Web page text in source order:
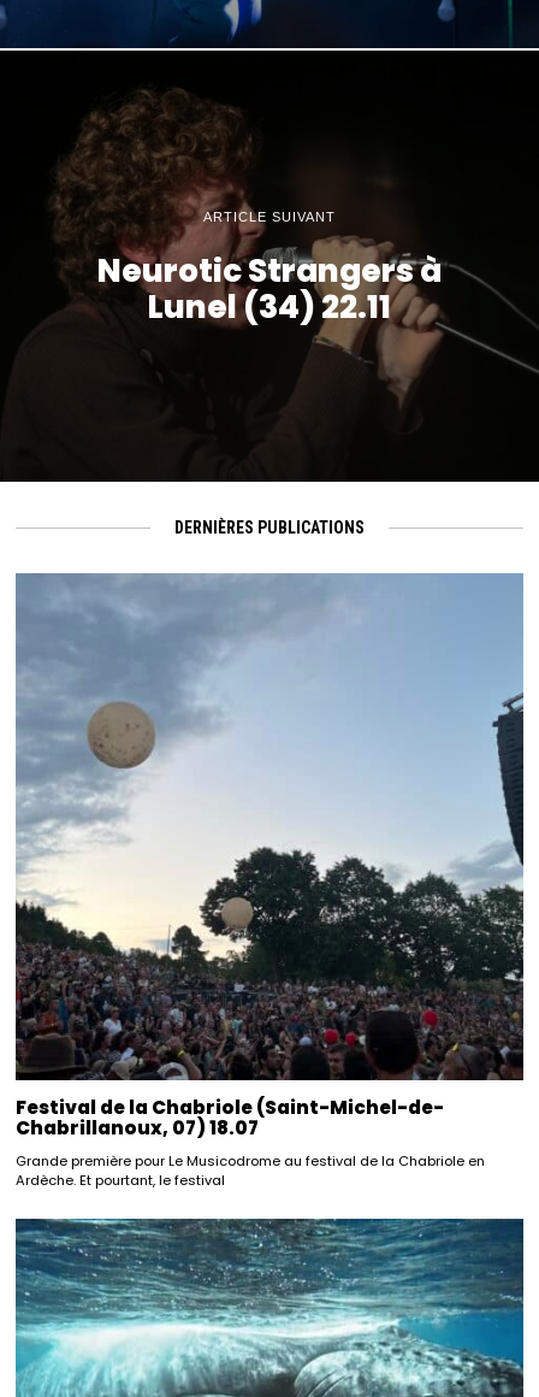
ARTICLE SUIVANT
Neurotic Strangers à
Lunel (34) 22.11
DERNIÈRES PUBLICATIONS
Festival de la Chabriole (Saint-Michel-de-
Chabrillanoux, 07) 18.07
Grande première pour Le Musicodrome au festival de la Chabriole en
Ardèche. Et pourtant, le festival